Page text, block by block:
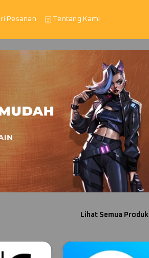
Pesanan Tentang Kami
Lihat Semua Produk